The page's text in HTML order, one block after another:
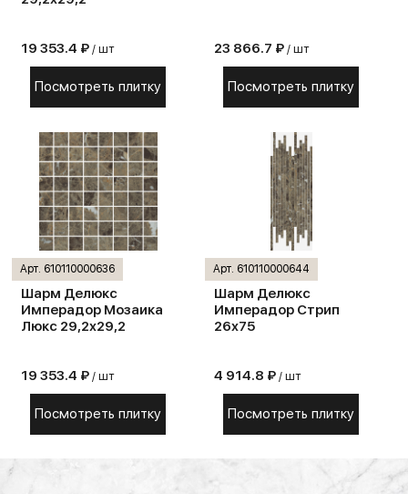
19 353.4 ₽ / шт
Посмотреть плитку
23 866.7 ₽ / шт
Посмотреть плитку
Арт. 610110000636
Шарм Делюкс
Имперадор Мозаика
Люкс 29,2х29,2
19 353.4 ₽ / шт
Посмотреть плитку
Арт. 610110000644
Шарм Делюкс
Имперадор Стрип
26х75
4 914.8 ₽ / шт
Посмотреть плитку